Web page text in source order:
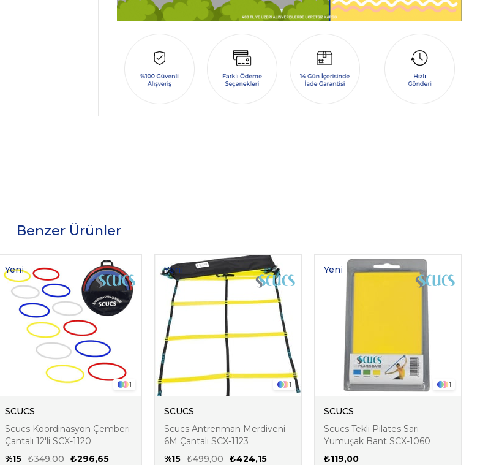
Benzer Ürünler
1
SCUCS
Scucs Koordinasyon Çemberi
Çantalı 12'li SCX-1120
%15
₺296,65
₺349,00
Yeni
Ürün
1
SCUCS
Scucs Antrenman Merdiveni
6M Çantalı SCX-1123
%15
₺424,15
₺499,00
Yeni
Ürün
1
SCUCS
Scucs Tekli Pilates Sarı
Yumuşak Bant SCX-1060
₺119,00
Yeni